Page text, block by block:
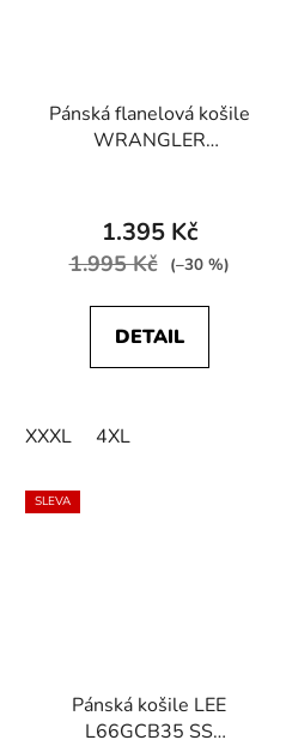
Pánská flanelová košile
WRANGLER
Stone Green
1.395 Kč
1.995 Kč (–30 %)
DETAIL
XXXL 4XL
SLEVA
Pánská košile LEE
L66GCB35 SS